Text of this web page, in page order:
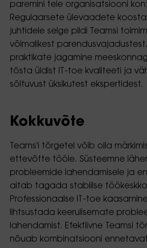
paremini teie organisatsiooni
Regulaarsete ülevaadete
juhtidele selge pildi Teamsi
võimalikest
praktikate jagamine
tõsta üldist IT-toe kvaliteeti ja
sõltuvust üksikutest ekspertidest.
Kokkuvõte
Teams'i tõrgetel võib olla
ettevõtte tööle. Süsteemne
probleemide lahendamisele ja
aitab tagada stabiilse
Professionaalse IT-toe
lihtsustada keerulisemate
lahendamist. Efektiivne Teamsi
nõuab kombinatsiooni